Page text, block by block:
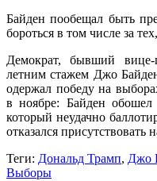
Байден пообещал быть
бороться в том числе за
Демократ, бывший вице-
летним стажем Джо
одержал победу на
в ноябре: Байден обошел
который неудачно
отказался присутствовать
Теги: Дональд Трамп, Джо
Выборы